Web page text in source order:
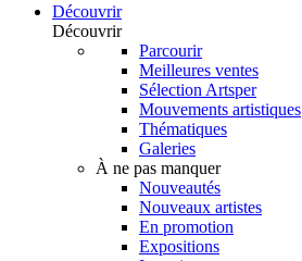
Découvrir
Découvrir
Parcourir
Meilleures ventes
Sélection Artsper
Mouvements artistiques
Thématiques
Galeries
À ne pas manquer
Nouveautés
Nouveaux artistes
En promotion
Expositions